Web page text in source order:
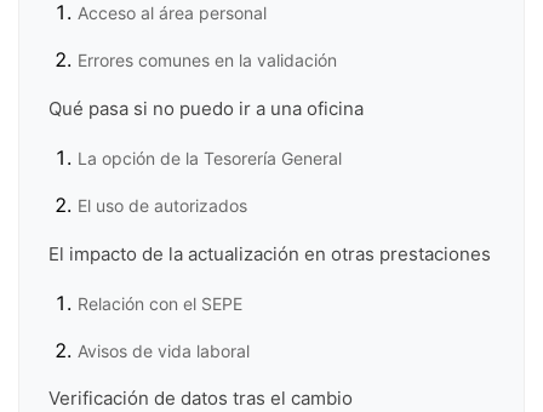
Acceso al área personal
Errores comunes en la validación
Qué pasa si no puedo ir a una oficina
La opción de la Tesorería General
El uso de autorizados
El impacto de la actualización en otras prestaciones
Relación con el SEPE
Avisos de vida laboral
Verificación de datos tras el cambio